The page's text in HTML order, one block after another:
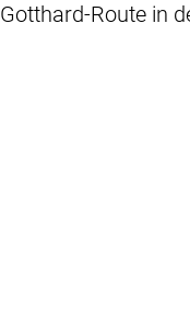
Gotthard-Route in